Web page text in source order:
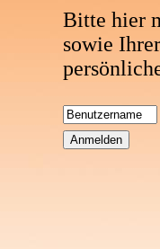
Bitte hier
sowie